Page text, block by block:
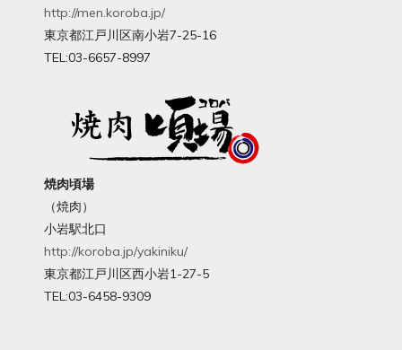
http://men.koroba.jp/
東京都江戸川区南小岩7-25-16
TEL:03-6657-8997
焼肉頃場
（焼肉）
小岩駅北口
http://koroba.jp/yakiniku/
東京都江戸川区西小岩1-27-5
TEL:03-6458-9309